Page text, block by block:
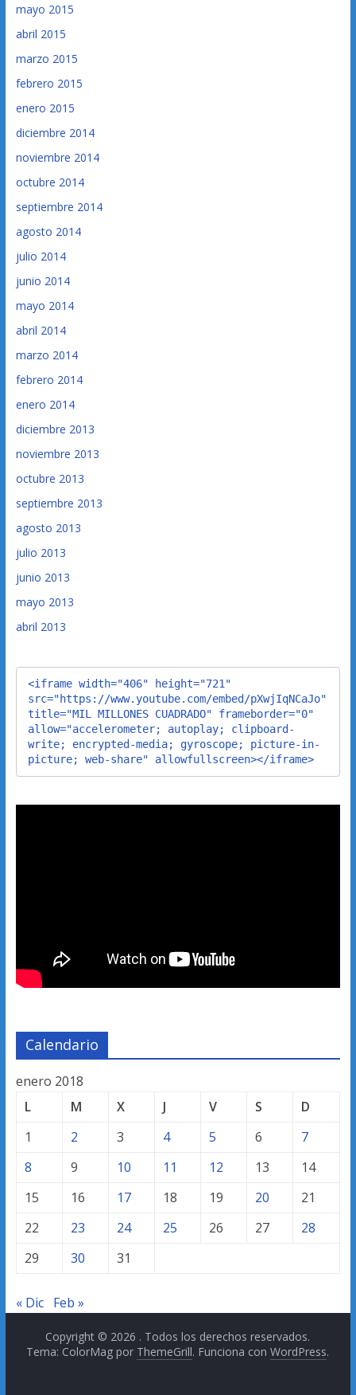
mayo 2015
abril 2015
marzo 2015
febrero 2015
enero 2015
diciembre 2014
noviembre 2014
octubre 2014
septiembre 2014
agosto 2014
julio 2014
junio 2014
mayo 2014
abril 2014
marzo 2014
febrero 2014
enero 2014
diciembre 2013
noviembre 2013
octubre 2013
septiembre 2013
agosto 2013
julio 2013
junio 2013
mayo 2013
abril 2013
<iframe width="406" height="721"
src="https://www.youtube.com/embed/pXwjIqNCaJo"
title="MIL MILLONES CUADRADO" frameborder="0"
allow="accelerometer; autoplay; clipboard-
write; encrypted-media; gyroscope; picture-in-
picture; web-share" allowfullscreen></iframe>
Calendario
enero 2018
L
M X J V S
D
1
2 3 4 5 6
7
8
9 10 11 12 13
14
15
16 17 18 19 20
21
22
23 24 25 26 27
28
29
30 31
« Dic Feb »
Copyright © 2026 . Todos los derechos reservados.
Tema: ColorMag por ThemeGrill. Funciona conWordPress.